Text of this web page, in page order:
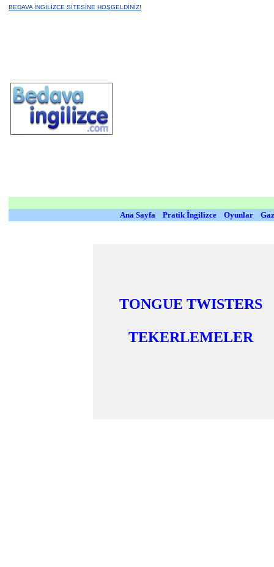
BEDAVA İNGİLİZCE SİTESİNE HOŞGELDİNİZ!
Ana Sayfa Pratik İngilizce Oyunlar
TONGUE TWISTERS
TEKERLEMELER